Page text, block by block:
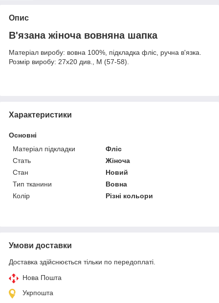
Опис
В'язана жіноча вовняна шапка
Матеріал виробу: вовна 100%, підкладка фліс, ручна в'язка.
Розмір виробу: 27х20 див., М (57-58).
Характеристики
Основні
Матеріал підкладки
Фліс
Стать
Жіноча
Стан
Новий
Тип тканини
Вовна
Колір
Різні кольори
Умови доставки
Доставка здійснюється тільки по передоплаті.
Нова Пошта
Укрпошта